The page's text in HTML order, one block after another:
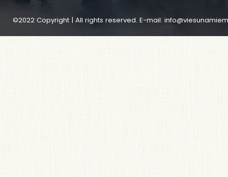
©2022 Copyright | All rights reserved. E-mail: